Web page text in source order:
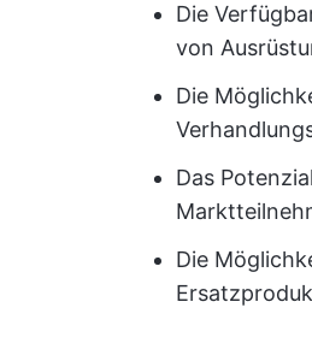
Die
von
Die
Das
Die